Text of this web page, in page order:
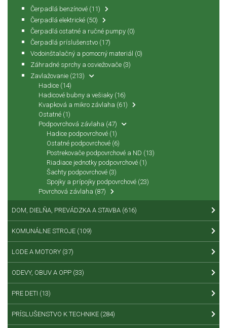
Čerpadlá benzínové (11)
Čerpadlá elektrické (50)
Čerpadlá ostatné a ručné pumpy (0)
Čerpadlá príslušenstvo (17)
Vodoinštalačný a pomocný materiál (0)
Záhradné sprchy a osviežovače (3)
Zavlažovanie (213)
Hadice (14)
Hadicové bubny a vešiaky (16)
Kvapková a mikro závlaha (61)
Ostatné (1)
Podpovrchová závlaha (47)
Hadice podpovrchové (1)
Ostatné podpovrchové (6)
Postrekovače podpovrchové a ND (13)
Riadiace jednotky podpovrchové (1)
Šachty podpovrchové (3)
Spojky a prípojky podpovrchové (23)
Povrchová závlaha (87)
DOM, DIELŇA, PREVÁDZKA A STAVBA (616)
KOMUNÁLNE STROJE (109)
LODE A MOTORY (37)
ODEVY, OBUV A OPP (33)
PRE DETI (13)
PRÍSLUŠENSTVO K TECHNIKE (284)